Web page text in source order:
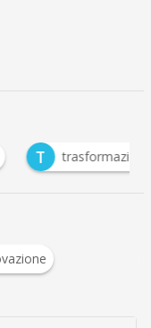
trasformazione digitale